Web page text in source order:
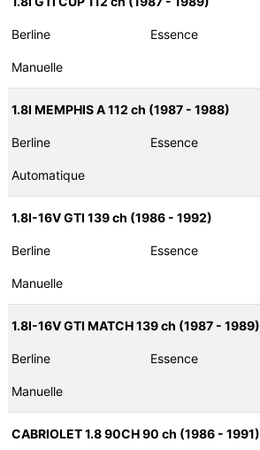
Berline Essence
Manuelle
1.8I MEMPHIS A 112 ch (1987 - 1988)
Berline Essence
Automatique
1.8I-16V GTI 139 ch (1986 - 1992)
Berline Essence
Manuelle
1.8I-16V GTI MATCH 139 ch (1987 - 1989)
Berline Essence
Manuelle
CABRIOLET 1.8 90CH 90 ch (1986 - 1991)